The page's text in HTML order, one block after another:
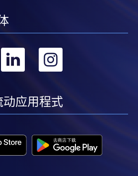
转
linkedin
转
动应用程式